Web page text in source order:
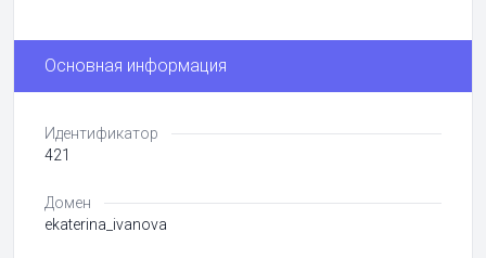
Основная информация
Идентификатор
421
Домен
ekaterina_ivanova